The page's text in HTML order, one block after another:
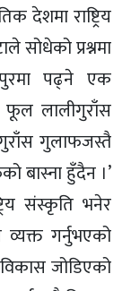
देशमा राष्ट्रिय
सोधेको प्रश्नमा
पढ्ने एक
फूल लालीगुराँस
गुलाफजस्तै
बास्ना हुँदैन ।’
संस्कृति भनेर
गर्नुभएको
जोडिएको